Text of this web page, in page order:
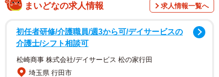
まいどなの求人情報 求人情報一覧へ
初任者研修/介護職員/週3から可/デイサービスの
介護士/シフト相談可
松崎商事 株式会社/デイサービス 松の家行田
埼玉県 行田市